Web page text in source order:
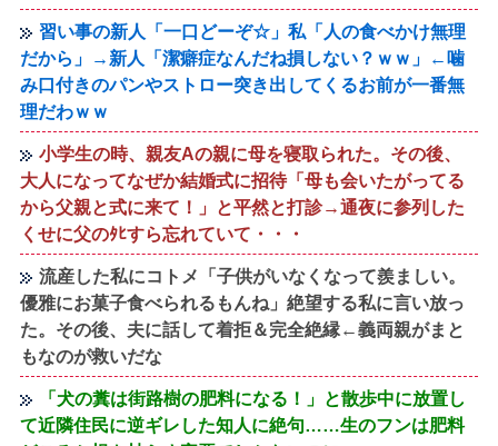
習い事の新人「一口どーぞ☆」私「人の食べかけ無理
だから」→新人「潔癖症なんだね損しない？ｗｗ」←噛
み口付きのパンやストロー突き出してくるお前が一番無
理だわｗｗ
小学生の時、親友Aの親に母を寝取られた。その後、
大人になってなぜか結婚式に招待「母も会いたがってる
から父親と式に来て！」と平然と打診→通夜に参列した
くせに父のﾀﾋすら忘れていて・・・
流産した私にコトメ「子供がいなくなって羨ましい。
優雅にお菓子食べられるもんね」絶望する私に言い放っ
た。その後、夫に話して着拒＆完全絶縁←義両親がまと
もなのが救いだな
「犬の糞は街路樹の肥料になる！」と散歩中に放置し
て近隣住民に逆ギレした知人に絶句……生のフンは肥料